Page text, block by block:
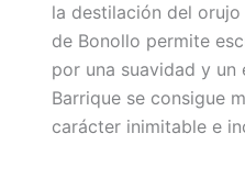
la destilación del
de Bonollo permite
por una suavidad y
Barrique se consigue
carácter inimitable e